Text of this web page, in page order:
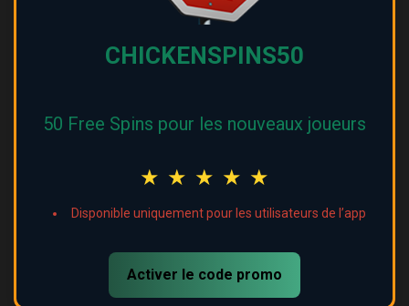
CHICKENSPINS50
50 Free Spins pour les nouveaux joueurs
★ ★ ★ ★ ★
Disponible uniquement pour les utilisateurs de l’app
Activer le code promo